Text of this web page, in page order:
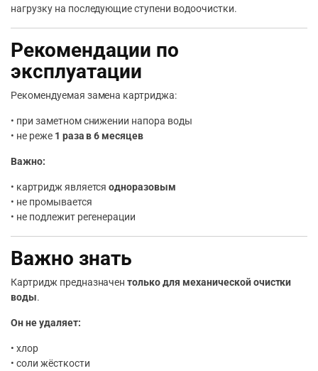
нагрузку на последующие ступени водоочистки.
Рекомендации по
эксплуатации
Рекомендуемая замена картриджа:
• при заметном снижении напора воды
• не реже 1 раза в 6 месяцев
Важно:
• картридж являетсяодноразовым
• не промывается
• не подлежит регенерации
Важно знать
Картридж предназначентолько для механической очистки
воды.
Он не удаляет:
• хлор
• соли жёсткости